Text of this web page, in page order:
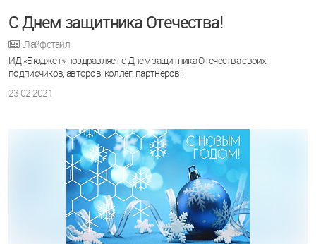
С Днем защитника Отечества!
Лайфстайл
ИД «Бюджет» поздравляет с Днем защитника Отечества своих
подписчиков, авторов, коллег, партнеров!
23.02.2021